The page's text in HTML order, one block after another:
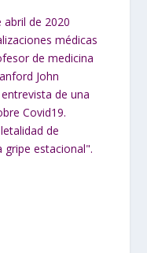
abril de 2020
médicas
de medicina
John
de una
Covid19.
de
gripe estacional".